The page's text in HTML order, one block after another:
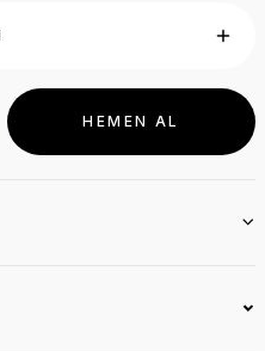
HEMEN AL